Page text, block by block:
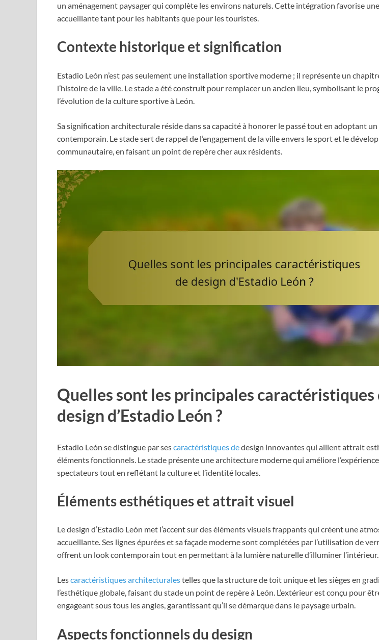
un aménagement paysager qui complète les environs naturels. Cette intégration favorise
accueillante tant pour les habitants que pour les touristes.
Contexte historique et signification
Estadio León n’est pas seulement une installation sportive moderne ; il représente un
l’histoire de la ville. Le stade a été construit pour remplacer un ancien lieu, symbolisant le
l’évolution de la culture sportive à León.
Sa signification architecturale réside dans sa capacité à honorer le passé tout en adoptant un
contemporain. Le stade sert de rappel de l’engagement de la ville envers le sport et le
communautaire, en faisant un point de repère cher aux résidents.
Quelles sont les principales caractéristiques
design d’Estadio León ?
Estadio León se distingue par sescaractéristiques dedesign innovantes qui allient attrait
éléments fonctionnels. Le stade présente une architecture moderne qui améliore
spectateurs tout en reflétant la culture et l’identité locales.
Éléments esthétiques et attrait visuel
Le design d’Estadio León met l’accent sur des éléments visuels frappants qui créent une
accueillante. Ses lignes épurées et sa façade moderne sont complétées par l’utilisation de
offrent un look contemporain tout en permettant à la lumière naturelle d’illuminer l’intérieur.
Lescaractéristiques architecturalestelles que la structure de toit unique et les sièges en
l’esthétique globale, faisant du stade un point de repère à León. L’extérieur est conçu pour
engageant sous tous les angles, garantissant qu’il se démarque dans le paysage urbain.
Aspects fonctionnels du design